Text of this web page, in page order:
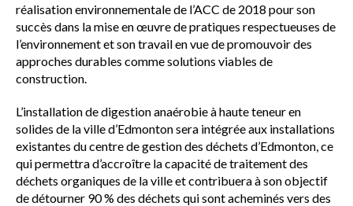
réalisation environnementale de l’ACC de 2018 pour son
succès dans la mise en œuvre de pratiques respectueuses de
l’environnement et son travail en vue de promouvoir des
approches durables comme solutions viables de
construction.
L’installation de digestion anaérobie à haute teneur en
solides de la ville d’Edmonton sera intégrée aux installations
existantes du centre de gestion des déchets d’Edmonton, ce
qui permettra d’accroître la capacité de traitement des
déchets organiques de la ville et contribuera à son objectif
de détourner 90 % des déchets qui sont acheminés vers des